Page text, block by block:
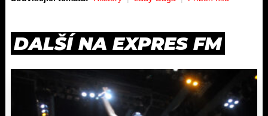
DALŠÍ NA EXPRES FM